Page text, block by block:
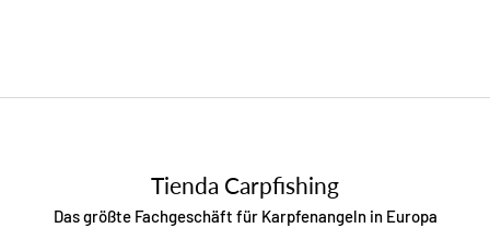
Tienda Carpfishing
Das größte Fachgeschäft für Karpfenangeln in Europa